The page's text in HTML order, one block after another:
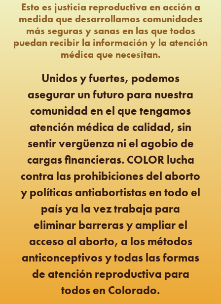
Esto es justicia reproductiva en acción a
medida que desarrollamos comunidades
más seguras y sanas en las que todos
puedan recibir la información y la atención
médica que necesitan.
Unidos y fuertes, podemos
asegurar un futuro para nuestra
comunidad en el que tengamos
atención médica de calidad, sin
sentir vergüenza ni el agobio de
cargas financieras. COLOR lucha
contra las prohibiciones del aborto
y políticas antiabortistas en todo el
país ya la vez trabaja para
eliminar barreras y ampliar el
acceso al aborto, a los métodos
anticonceptivos y todas las formas
de atención reproductiva para
todos en Colorado.